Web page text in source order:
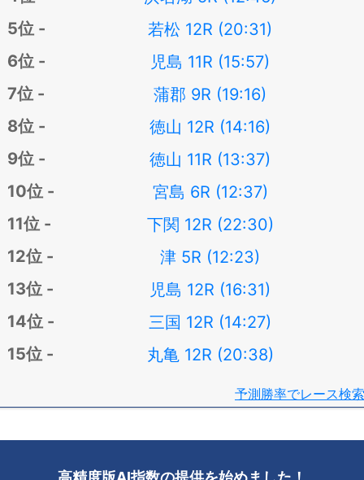
若松 12R (20:31)
児島 11R (15:57)
蒲郡 9R (19:16)
徳山 12R (14:16)
徳山 11R (13:37)
宮島 6R (12:37)
下関 12R (22:30)
津 5R (12:23)
児島 12R (16:31)
三国 12R (14:27)
丸亀 12R (20:38)
予測勝率でレース検索